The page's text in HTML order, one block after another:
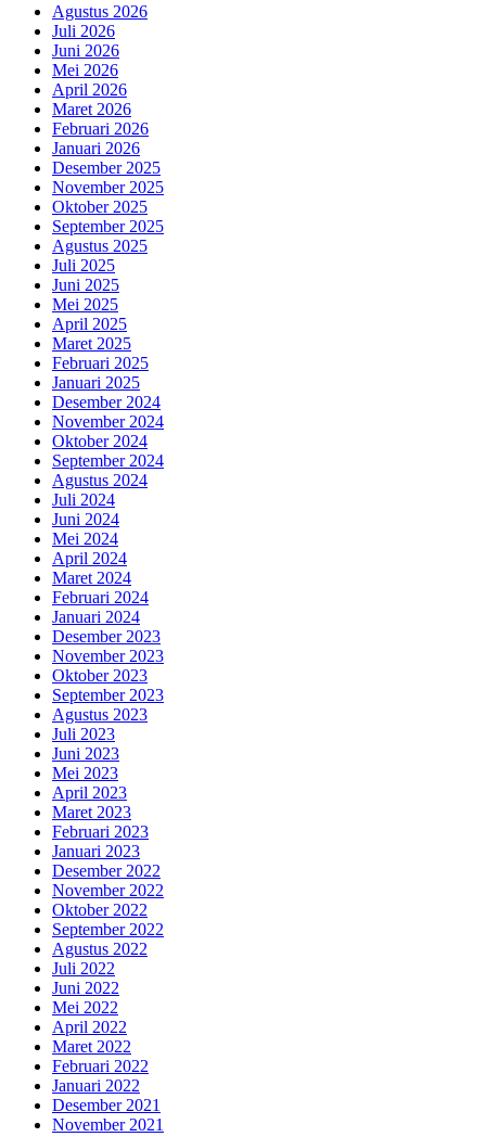
Agustus 2026
Juli 2026
Juni 2026
Mei 2026
April 2026
Maret 2026
Februari 2026
Januari 2026
Desember 2025
November 2025
Oktober 2025
September 2025
Agustus 2025
Juli 2025
Juni 2025
Mei 2025
April 2025
Maret 2025
Februari 2025
Januari 2025
Desember 2024
November 2024
Oktober 2024
September 2024
Agustus 2024
Juli 2024
Juni 2024
Mei 2024
April 2024
Maret 2024
Februari 2024
Januari 2024
Desember 2023
November 2023
Oktober 2023
September 2023
Agustus 2023
Juli 2023
Juni 2023
Mei 2023
April 2023
Maret 2023
Februari 2023
Januari 2023
Desember 2022
November 2022
Oktober 2022
September 2022
Agustus 2022
Juli 2022
Juni 2022
Mei 2022
April 2022
Maret 2022
Februari 2022
Januari 2022
Desember 2021
November 2021